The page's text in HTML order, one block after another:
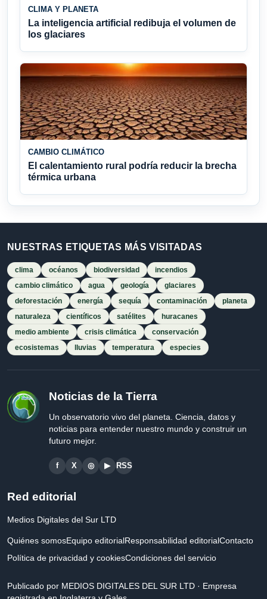
CLIMA Y PLANETA
La inteligencia artificial redibuja el volumen de
los glaciares
CAMBIO CLIMÁTICO
El calentamiento rural podría reducir la brecha
térmica urbana
NUESTRAS ETIQUETAS MÁS VISITADAS
clima océanos biodiversidad
incendios
cambio climático
agua geología
glaciares
deforestación
energía sequía contaminación
planeta
naturaleza
científicos satélites
huracanes
medio ambiente
crisis climática
conservación
ecosistemas
lluvias temperatura especies
Noticias de la Tierra
Un observatorio vivo del planeta. Ciencia, datos y
noticias para entender nuestro mundo y construir un
futuro mejor.
f X ◎ ▶ RSS
Red editorial
Medios Digitales del Sur LTD
Quiénes somosEquipo editorialResponsabilidad editorialContacto
Política de privacidad y cookiesCondiciones del servicio
Publicado por MEDIOS DIGITALES DEL SUR LTD · Empresa